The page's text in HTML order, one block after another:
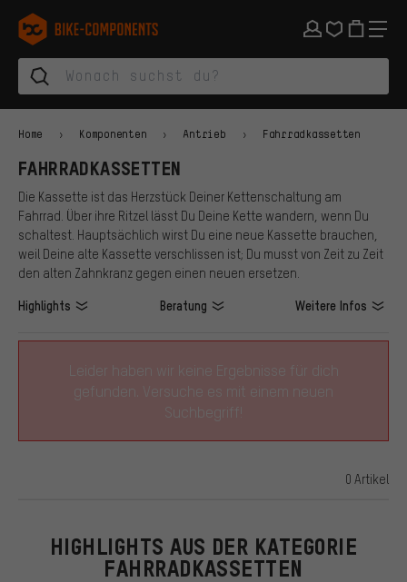
Zur Hauptnavigation springen
Zur Kategorienavigation springen
Zum Inhalt springen
Zu Marken und Newsletter springen
Zur Fußzeile springen
bike-components.de Startseite
Home Komponenten Antrieb Fahrradkassetten
FAHRRADKASSETTEN
Die Kassette ist das Herzstück Deiner Kettenschaltung am
Fahrrad. Über ihre Ritzel lässt Du Deine Kette wandern, wenn Du
schaltest. Hauptsächlich wirst Du eine neue Kassette brauchen,
weil Deine alte Kassette verschlissen ist; Du musst von Zeit zu Zeit
den alten Zahnkranz gegen einen neuen ersetzen.
Highlights Beratung Weitere Infos
Leider haben wir keine Ergebnisse für dich
gefunden. Versuche es mit einem neuen
Suchbegriff!
0 Artikel
HIGHLIGHTS AUS DER KATEGORIE
FAHRRADKASSETTEN